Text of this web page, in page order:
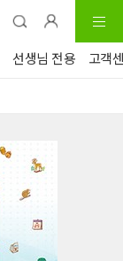
선생님 전용 고객